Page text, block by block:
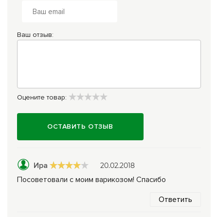
Ваш отзыв:
Оцените товар:
ОСТАВИТЬ ОТЗЫВ
Ира 20.02.2018
Посоветовали с моим варикозом! Спасибо
Ответить